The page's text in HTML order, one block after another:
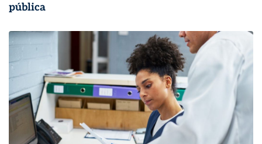
pública